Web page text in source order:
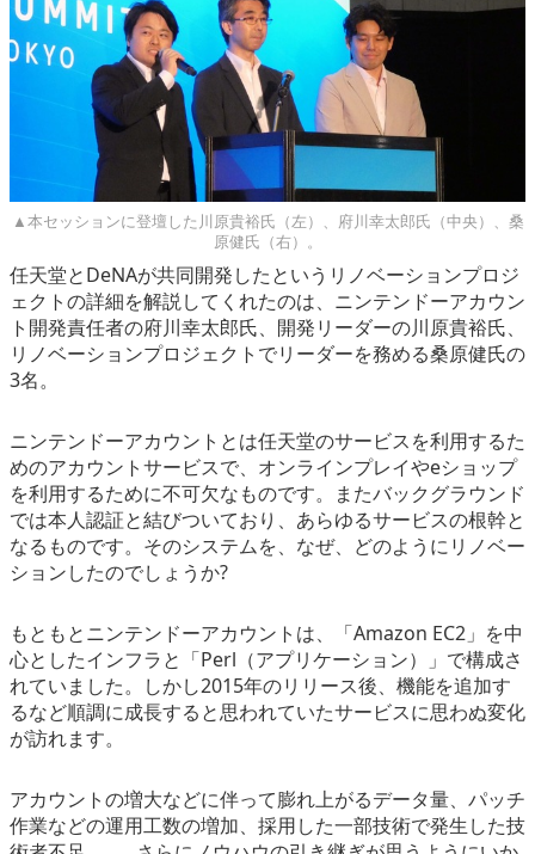
▲本セッションに登壇した川原貴裕氏（左）、府川幸太郎氏（中央）、桑
原健氏（右）。
任天堂とDeNAが共同開発したというリノベーションプロジ
ェクトの詳細を解説してくれたのは、ニンテンドーアカウン
ト開発責任者の府川幸太郎氏、開発リーダーの川原貴裕氏、
リノベーションプロジェクトでリーダーを務める桑原健氏の
3名。
ニンテンドーアカウントとは任天堂のサービスを利用するた
めのアカウントサービスで、オンラインプレイやeショップ
を利用するために不可欠なものです。またバックグラウンド
では本人認証と結びついており、あらゆるサービスの根幹と
なるものです。そのシステムを、なぜ、どのようにリノベー
ションしたのでしょうか?
もともとニンテンドーアカウントは、「Amazon EC2」を中
心としたインフラと「Perl（アプリケーション）」で構成さ
れていました。しかし2015年のリリース後、機能を追加す
るなど順調に成長すると思われていたサービスに思わぬ変化
が訪れます。
アカウントの増大などに伴って膨れ上がるデータ量、パッチ
作業などの運用工数の増加、採用した一部技術で発生した技